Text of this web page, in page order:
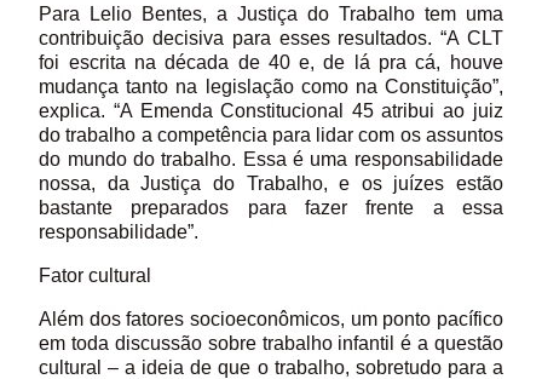
Para Lelio Bentes, a Justiça do Trabalho tem uma
contribuição decisiva para esses resultados. “A CLT
foi escrita na década de 40 e, de lá pra cá, houve
mudança tanto na legislação como na Constituição”,
explica. “A Emenda Constitucional 45 atribui ao juiz
do trabalho a competência para lidar com os assuntos
do mundo do trabalho. Essa é uma responsabilidade
nossa, da Justiça do Trabalho, e os juízes estão
bastante preparados para fazer frente a essa
responsabilidade”.
Fator cultural
Além dos fatores socioeconômicos, um ponto pacífico
em toda discussão sobre trabalho infantil é a questão
cultural – a ideia de que o trabalho, sobretudo para a